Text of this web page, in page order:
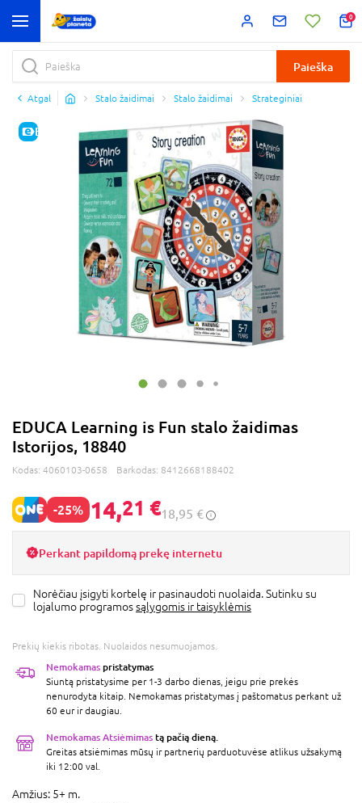
0
Paieška
Atgal Stalo žaidimai Stalo žaidimai Strateginiai
E-KAINA
EDUCA Learning is Fun stalo žaidimas
Istorijos, 18840
Kodas: 4060103-0658 Barkodas: 8412668188402
-25% 14,21 €18,95 €
Perkant papildomą prekę internetu
Norėčiau įsigyti kortelę ir pasinaudoti nuolaida. Sutinku su
lojalumo programossąlygomis ir taisyklėmis
Prekių kiekis ribotas. Nuolaidos nesumuojamos.
Nemokamas pristatymas
Siuntą pristatysime per 1-3 darbo dienas, jeigu prie prekės
nenurodyta kitaip. Nemokamas pristatymas į paštomatus perkant už
60 eur ir daugiau.
Nemokamas Atsiėmimas tą pačią dieną.
Greitas atsiėmimas mūsų ir partnerių parduotuvėse atlikus užsakymą
iki 12:00 val.
Amžius: 5+ m.